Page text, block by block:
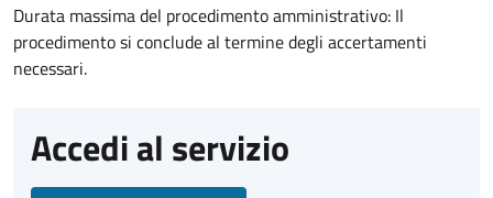
Durata massima del procedimento amministrativo: Il
procedimento si conclude al termine degli accertamenti
necessari.
Accedi al servizio